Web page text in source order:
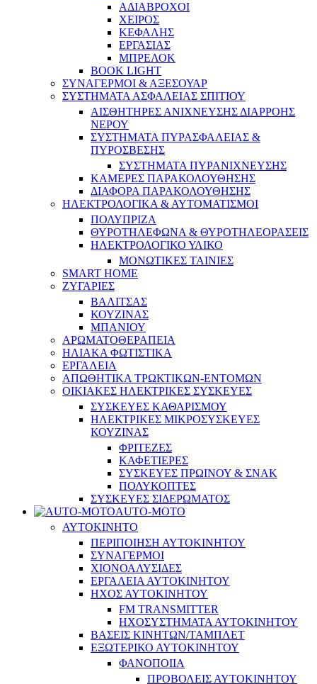
ΑΔΙΑΒΡΟΧΟΙ
ΧΕΙΡΟΣ
ΚΕΦΑΛΗΣ
ΕΡΓΑΣΙΑΣ
ΜΠΡΕΛΟΚ
BOOK LIGHT
ΣΥΝΑΓΕΡΜΟΙ & ΑΞΕΣΟΥΑΡ
ΣΥΣΤΗΜΑΤΑ ΑΣΦΑΛΕΙΑΣ ΣΠΙΤΙΟΥ
ΑΙΣΘΗΤΗΡΕΣ ΑΝΙΧΝΕΥΣΗΣ ΔΙΑΡΡΟΗΣ
ΝΕΡΟΥ
ΣΥΣΤΗΜΑΤΑ ΠΥΡΑΣΦΑΛΕΙΑΣ &
ΠΥΡΟΣΒΕΣΗΣ
ΣΥΣΤΗΜΑΤΑ ΠΥΡΑΝΙΧΝΕΥΣΗΣ
ΚΑΜΕΡΕΣ ΠΑΡΑΚΟΛΟΥΘΗΣΗΣ
ΔΙΑΦΟΡΑ ΠΑΡΑΚΟΛΟΥΘΗΣΗΣ
ΗΛΕΚΤΡΟΛΟΓΙΚΑ & ΑΥΤΟΜΑΤΙΣΜΟΙ
ΠΟΛΥΠΡΙΖΑ
ΘΥΡΟΤΗΛΕΦΩΝΑ & ΘΥΡΟΤΗΛΕΟΡΑΣΕΙΣ
ΗΛΕΚΤΡΟΛΟΓΙΚΟ ΥΛΙΚΟ
ΜΟΝΩΤΙΚΕΣ ΤΑΙΝΙΕΣ
SMART HOME
ΖΥΓΑΡΙΕΣ
ΒΑΛΙΤΣΑΣ
ΚΟΥΖΙΝΑΣ
ΜΠΑΝΙΟΥ
ΑΡΩΜΑΤΟΘΕΡΑΠΕΙΑ
ΗΛΙΑΚΑ ΦΩΤΙΣΤΙΚΑ
ΕΡΓΑΛΕΙΑ
ΑΠΩΘΗΤΙΚΑ ΤΡΩΚΤΙΚΩΝ-ΕΝΤΟΜΩΝ
ΟΙΚΙΑΚΕΣ ΗΛΕΚΤΡΙΚΕΣ ΣΥΣΚΕΥΕΣ
ΣΥΣΚΕΥΕΣ ΚΑΘΑΡΙΣΜΟΥ
ΗΛΕΚΤΡΙΚΕΣ ΜΙΚΡΟΣΥΣΚΕΥΕΣ
ΚΟΥΖΙΝΑΣ
ΦΡΙΤΕΖΕΣ
ΚΑΦΕΤΙΕΡΕΣ
ΣΥΣΚΕΥΕΣ ΠΡΩΙΝΟΥ & ΣΝΑΚ
ΠΟΛΥΚΟΠΤΕΣ
ΣΥΣΚΕΥΕΣ ΣΙΔΕΡΩΜΑΤΟΣ
AUTO-MOTO
ΑΥΤΟΚΙΝΗΤΟ
ΠΕΡΙΠΟΙΗΣΗ ΑΥΤΟΚΙΝΗΤΟΥ
ΣΥΝΑΓΕΡΜΟΙ
ΧΙΟΝΟΑΛΥΣΙΔΕΣ
ΕΡΓΑΛΕΙΑ ΑΥΤΟΚΙΝΗΤΟΥ
ΗΧΟΣ ΑΥΤΟΚΙΝΗΤΟΥ
FM TRANSMITTER
ΗΧΟΣΥΣΤΗΜΑΤΑ ΑΥΤΟΚΙΝΗΤΟΥ
ΒΑΣΕΙΣ ΚΙΝΗΤΩΝ/ΤΑΜΠΛΕΤ
ΕΞΩΤΕΡΙΚΟ ΑΥΤΟΚΙΝΗΤΟΥ
ΦΑΝΟΠΟΙΙΑ
ΠΡΟΒΟΛΕΙΣ ΑΥΤΟΚΙΝΗΤΟΥ